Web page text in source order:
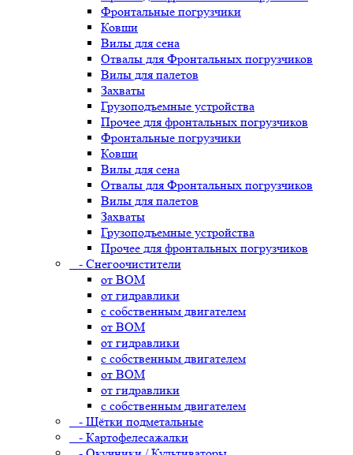
Фронтальные погрузчики
Ковши
Вилы для сена
Отвалы для Фронтальных погрузчиков
Вилы для палетов
Захваты
Грузоподъемные устройства
Прочее для фронтальных погрузчиков
Фронтальные погрузчики
Ковши
Вилы для сена
Отвалы для Фронтальных погрузчиков
Вилы для палетов
Захваты
Грузоподъемные устройства
Прочее для фронтальных погрузчиков
- Снегоочистители
от ВОМ
от гидравлики
с собственным двигателем
от ВОМ
от гидравлики
с собственным двигателем
от ВОМ
от гидравлики
с собственным двигателем
- Щётки подметальные
- Картофелесажалки